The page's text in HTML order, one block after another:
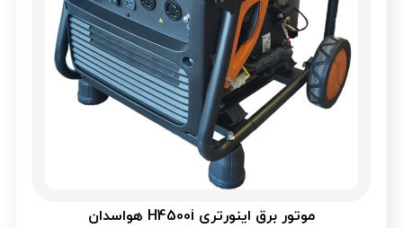
موتور برق اینورتری H4500i هواسدان